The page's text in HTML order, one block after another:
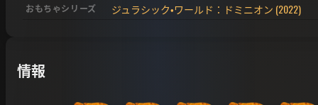
おもちゃシリーズ ジュラシック・ワールド：ドミニオン (2022)
情報